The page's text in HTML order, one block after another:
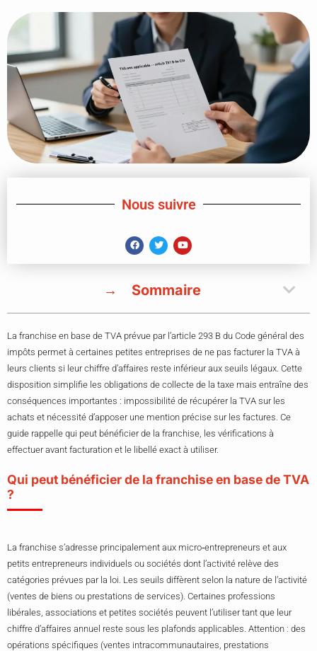
Nous suivre
Sommaire
La franchise en base de TVA prévue par l’article 293 B du Code général des
impôts permet à certaines petites entreprises de ne pas facturer la TVA à
leurs clients si leur chiffre d’affaires reste inférieur aux seuils légaux. Cette
disposition simplifie les obligations de collecte de la taxe mais entraîne des
conséquences importantes : impossibilité de récupérer la TVA sur les
achats et nécessité d’apposer une mention précise sur les factures. Ce
guide rappelle qui peut bénéficier de la franchise, les vérifications à
effectuer avant facturation et le libellé exact à utiliser.
Qui peut bénéficier de la franchise en base de TVA
?
La franchise s’adresse principalement aux micro‑entrepreneurs et aux
petits entrepreneurs individuels ou sociétés dont l’activité relève des
catégories prévues par la loi. Les seuils diffèrent selon la nature de l’activité
(ventes de biens ou prestations de services). Certaines professions
libérales, associations et petites sociétés peuvent l’utiliser tant que leur
chiffre d’affaires annuel reste sous les plafonds applicables. Attention : des
opérations spécifiques (ventes intracommunautaires, prestations